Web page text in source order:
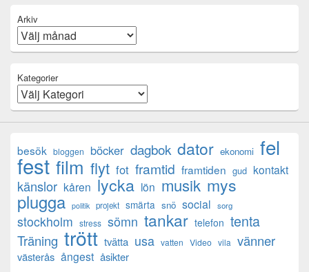
Arkiv
Kategorier
besök bloggen böcker dagbok dator ekonomi fel
fest film flyt fot framtid framtiden gud kontakt
känslor kåren lycka lön musik mys
plugga politik projekt smärta snö social sorg
stockholm stress sömn tankar telefon tenta
Träning trött tvätta usa vatten Video vila vänner
västerås ångest åsikter